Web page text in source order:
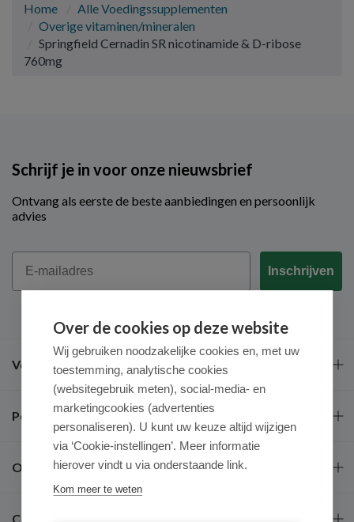
Home
Alle Voedingssupplementen
Overige vitaminen/mineralen
Springfield Cernadin SR nicotinamide & D-ribose
760mg
Schrijf je in voor onze nieuwsbrief
Ontvang als eerste de beste aanbiedingen en persoonlijk
advies
Email
Inschrijven
Veel gestelde vragen
Populaire merken
Over ons
Contact
Over de cookies op deze website
Wij gebruiken noodzakelijke cookies en, met uw
toestemming, analytische cookies
(websitegebruik meten), social-media- en
marketingcookies (advertenties
personaliseren). U kunt uw keuze altijd wijzigen
via ‘Cookie-instellingen’. Meer informatie
hierover vindt u via onderstaande link.
Kom meer te weten